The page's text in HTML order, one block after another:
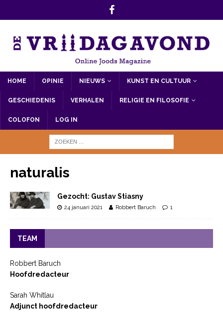
HOME OPINIE NIEUWS KUNST EN CULTUUR
GESCHIEDENIS VERHALEN RELIGIE EN FILOSOFIE
COLOFON LOG IN
naturalis
Gezocht: Gustav Stiasny
24 januari 2021 Robbert Baruch 1
TEAM
Robbert Baruch
Hoofdredacteur
Sarah Whitlau
Adjunct hoofdredacteur